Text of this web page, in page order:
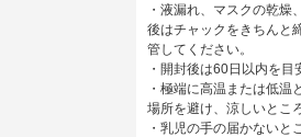
・液漏れ、マスクの乾燥
後はチャックをきちんと
管してください。
・開封後は60日以内を目
・極端に高温または低温
場所を避け、涼しいとこ
・乳児の手の届かないと